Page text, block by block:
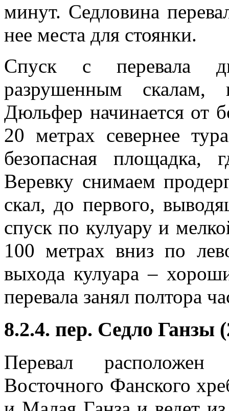
минут. Седловина
нее места для стоянки.
Спуск с перевала
разрушенным скалам,
Дюльфер начинается от
20 метрах севернее
безопасная площадка,
Веревку снимаем
скал, до первого,
спуск по кулуару и
100 метрах вниз по
выхода кулуара –
перевала занял полтора
8.2.4. пер. Седло Ганзы
Перевал
Восточного Фанского